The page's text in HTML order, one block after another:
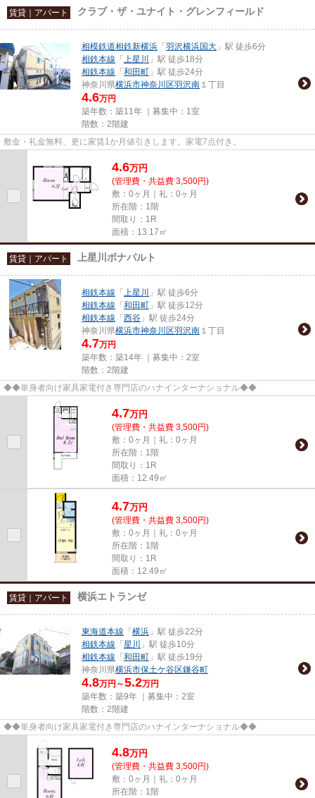
賃貸｜アパート クラブ・ザ・ユナイト・グレンフィールド
相模鉄道相鉄新横浜 「 羽沢横浜国大 」駅 徒歩6分
相鉄本線 「 上星川
」駅 徒歩18分
相鉄本線 「 和田町 」駅 徒歩24分
神奈川県横浜市神奈川区羽沢南 １丁目
4.6万円
築年数：築11年 ｜募集中： 1室
階数：2階建
敷金・礼金無料、更に家賃1か月値引きします。家電7点付き。
4.6万円
(管理費・共益費 3,500円)
敷：0ヶ月｜礼：0ヶ月
所在階：1階
間取り：1R
面積：13.17㎡
賃貸｜アパート 上星川ボナパルト
相鉄本線 「 上星川
」駅 徒歩6分
相鉄本線 「 和田町 」駅 徒歩12分
相鉄本線 「 西谷 」駅 徒歩24分
神奈川県横浜市神奈川区羽沢南 １丁目
4.7万円
築年数：築14年 ｜募集中： 2室
階数：2階建
◆◆単身者向け家具家電付き専門店のハナインターナショナル◆◆
4.7万円
(管理費・共益費 3,500円)
敷：0ヶ月｜礼：0ヶ月
所在階：1階
間取り：1R
面積：12.49㎡
4.7万円
(管理費・共益費 3,500円)
敷：0ヶ月｜礼：0ヶ月
所在階：1階
間取り：1R
面積：12.49㎡
賃貸｜アパート 横浜エトランゼ
東海道本線 「 横浜 」駅 徒歩22分
相鉄本線 「 星川
」駅 徒歩10分
相鉄本線 「 和田町 」駅 徒歩19分
神奈川県横浜市保土ケ谷区鎌谷町
4.8万円～5.2万円
築年数：築9年 ｜募集中： 2室
階数：2階建
◆◆単身者向け家具家電付き専門店のハナインターナショナル◆◆
4.8万円
(管理費・共益費 3,500円)
敷：0ヶ月｜礼：0ヶ月
所在階：1階